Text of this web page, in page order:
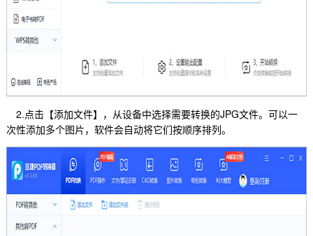
2.点击【添加文件】，从设备中选择需要转换的JPG文件。可以一
次性添加多个图片，软件会自动将它们按顺序排列。